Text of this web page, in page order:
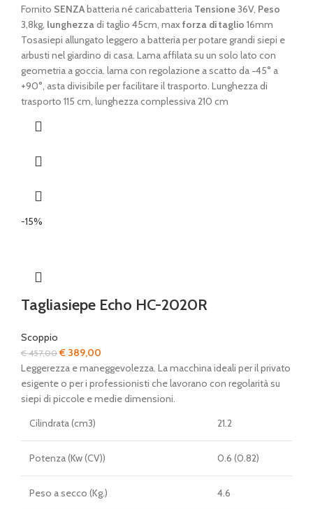
prezzo
originale
era:
€ 409,00.
prezzo
attuale
è:
€ 259,00.
Fornito SENZAbatteria né caricabatteria Tensione36V, Peso
3,8kg, lunghezzadi taglio 45cm, maxforza di taglio 16mm
Tosasiepi allungato leggero a batteria per potare grandi siepi e
arbusti nel giardino di casa. Lama affilata su un solo lato con
geometria a goccia. lama con regolazione a scatto da −45° a
+90°, asta divisibile per facilitare il trasporto. Lunghezza di
trasporto 115 cm, lunghezza complessiva 210 cm
-15%
Tagliasiepe Echo HC-2020R
Scoppio
€457,00Il
prezzo
originale
era:
€ 389,00
prezzo
attuale
è:
Leggerezza e maneggevolezza. La macchina ideali per il privato
esigente o per i professionisti che lavorano con regolarità su
siepi di piccole e medie dimensioni.
Cilindrata (cm3)
21.2
Potenza (Kw (CV)) 0.6 (0.82)
Peso a secco (Kg.) 4.6